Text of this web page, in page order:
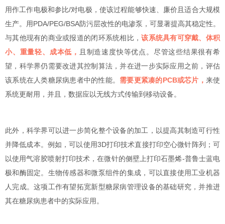
用作工作电极和参比/对电极，使该过程能够快速、廉价且适合大规模
生产。用PDA/PEG/BSA防污层改性的电渗泵，可显著提高其稳定性。
与其他现有的商业或报道的闭环系统相比，该系统具有可穿戴、体积
小、重量轻、成本低，
且制造速度快等优点。尽管这些结果很有希
望，科学界仍需要改进其控制算法，并在进一步实际应用之前，评估
该系统在人类糖尿病患者中的性能。 需要更紧凑的PCB或芯片， 来使
系统更耐用，并且，数据应以无线方式传输到移动设备。
此外，科学界可以进一步简化整个设备的加工，以提高其制造可行性
并降低成本。例如，可以使用3D打印技术直接打印空心微针阵列；可
以使用气溶胶喷射打印技术，在微针的侧壁上打印石墨烯-普鲁士蓝电
极和酶固定。生物传感器和微泵组件的集成，可以直接使用工业机器
人完成。这项工作有望拓宽新型糖尿病管理设备的基础研究，并推进
其在糖尿病患者中的实际应用。